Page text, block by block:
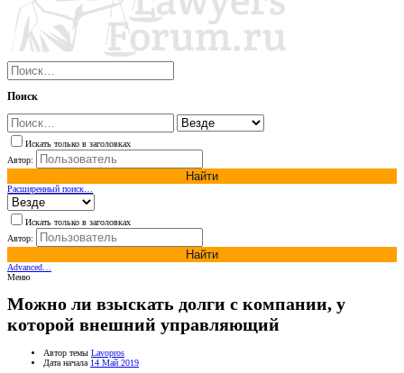
Поиск
Искать только в заголовках
Автор:
Найти
Расширенный поиск…
Искать только в заголовках
Автор:
Найти
Advanced…
Меню
Можно ли взыскать долги с компании, у
которой внешний управляющий
Автор темы Lavopros
Дата начала 14 Май 2019